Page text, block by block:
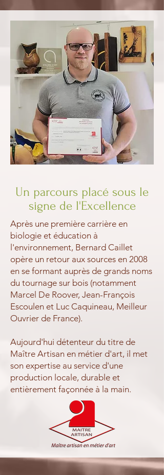
Un parcours placé sous le
signe de l'Excellence
Après une première carrière en
biologie et éducation à
l'environnement, Bernard Caillet
opère un retour aux sources en 2008
en se formant auprès de grands noms
du tournage sur bois (notamment
Marcel De Roover, Jean-François
Escoulen et Luc Caquineau, Meilleur
Ouvrier de France).
Aujourd'hui détenteur du titre de
Maître Artisan en métier d'art, il met
son expertise au service d'une
production locale, durable et
entièrement façonnée à la main.